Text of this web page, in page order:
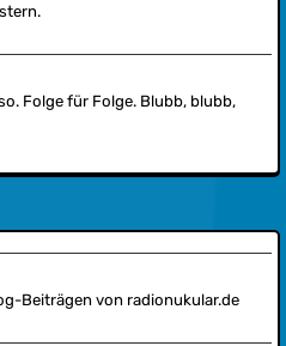
Folge für Folge. Blubb, blubb,
Beiträgen von radionukular.de